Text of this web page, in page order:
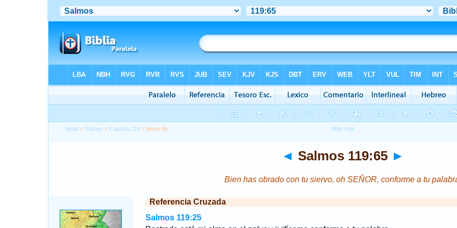
Biblia > Salmos >Capítulo 119 > Verso 65
◄ Salmos 119:65 ►
Bien has obrado con tu siervo, oh SEÑOR, conforme a tu
Referencia Cruzada
Salmos 119:25